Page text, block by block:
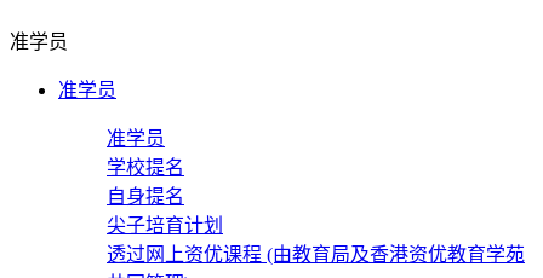
准学员
准学员
准学员
学校提名
自身提名
尖子培育计划
透过网上资优课程 (由教育局及香港资优教育学苑